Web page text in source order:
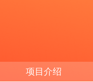
项目介绍